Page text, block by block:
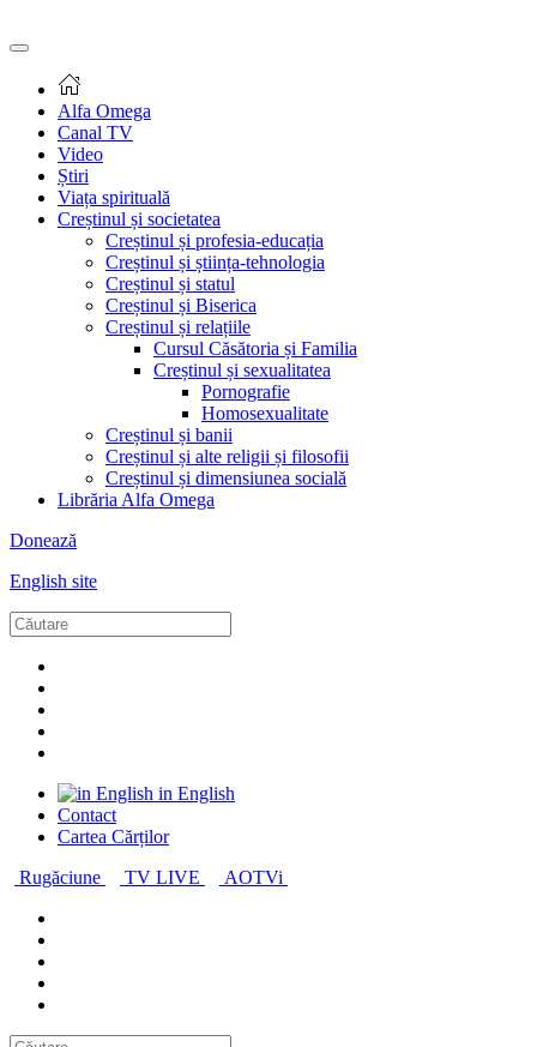
Alfa Omega
Canal TV
Video
Știri
Viața spirituală
Creștinul și societatea
Creștinul și profesia-educația
Creștinul și știința-tehnologia
Creștinul și statul
Creștinul și Biserica
Creștinul și relațiile
Cursul Căsătoria și Familia
Creștinul și sexualitatea
Pornografie
Homosexualitate
Creștinul și banii
Creștinul și alte religii și filosofii
Creștinul și dimensiunea socială
Librăria Alfa Omega
Donează
English site
in English
Contact
Cartea Cărților
Rugăciune
TV LIVE AOTVi